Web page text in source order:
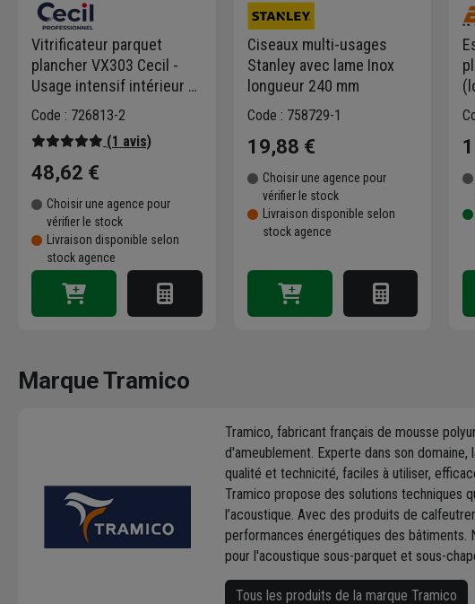
Vitrificateur parquet
plancher VX303 Cecil -
Usage intensif intérieur -
Mat incolore - Pot 1L
Code : 726813-2
(1 avis)
48,62 €
Choisir une agence pour
vérifier le stock
Livraison disponible selon
stock agence
Ciseaux multi-usages
Stanley avec lame Inox
longueur 240 mm
Code : 758729-1
19,88 €
Choisir une agence pour
vérifier le stock
Livraison disponible selon
stock agence
Marque Tramico
Tramico, fabricant français de mousse
d'ameublement. Experte dans son
qualité et technicité, faciles à utiliser,
Tramico propose des solutions techniques
l’acoustique. Avec des produits de
performances énergétiques des bâtiments.
pour l'acoustique sous-parquet et sous-
Tous les produits de la marque Tramico